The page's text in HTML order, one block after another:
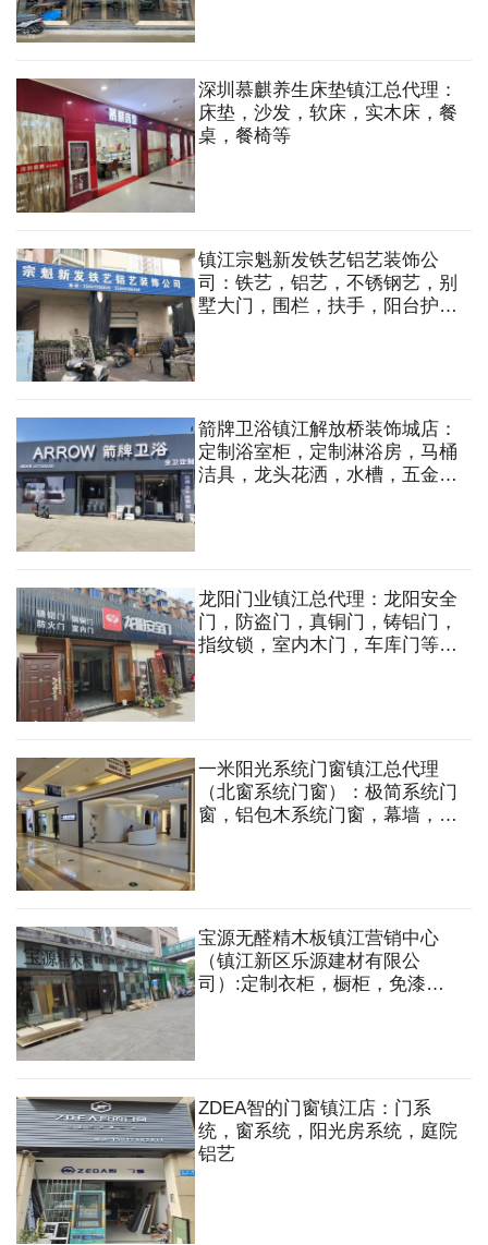
深圳慕麒养生床垫镇江总代理：
床垫，沙发，软床，实木床，餐
桌，餐椅等
镇江宗魁新发铁艺铝艺装饰公
司：铁艺，铝艺，不锈钢艺，别
墅大门，围栏，扶手，阳台护
箭牌卫浴镇江解放桥装饰城店：
定制浴室柜，定制淋浴房，马桶
洁具，龙头花洒，水槽，五金挂
龙阳门业镇江总代理：龙阳安全
门，防盗门，真铜门，铸铝门，
指纹锁，室内木门，车库门等。
一米阳光系统门窗镇江总代理
（北窗系统门窗）：极简系统门
窗，铝包木系统门窗，幕墙，系
宝源无醛精木板镇江营销中心
（镇江新区乐源建材有限公
司）:定制衣柜，橱柜，免漆
ZDEA智的门窗镇江店：门系
统，窗系统，阳光房系统，庭院
铝艺